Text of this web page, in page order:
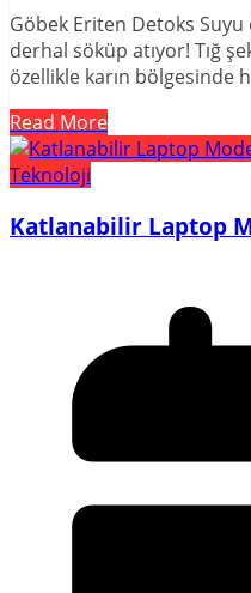
Göbek Eriten Detoks
derhal söküp atıyor! Tığ
özellikle karın bölgesinde
Read More
Teknoloji
Katlanabilir Laptop